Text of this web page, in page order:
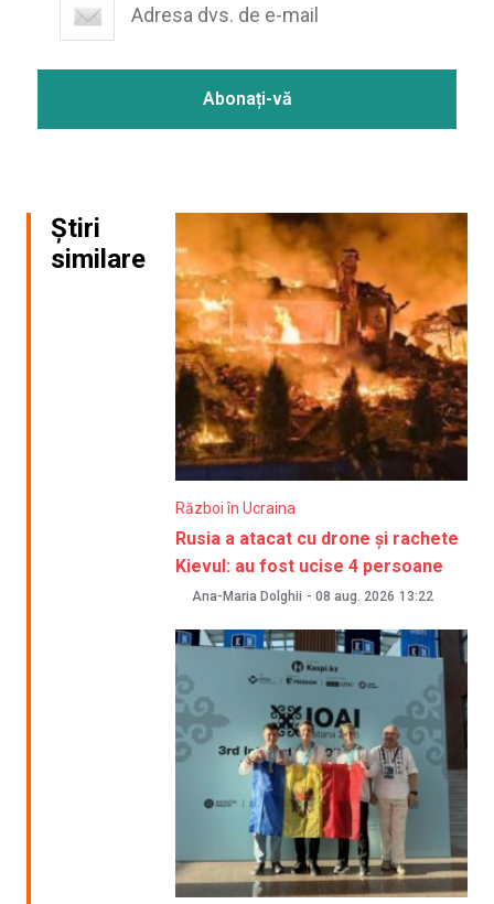
Știri
similare
Război în Ucraina
Rusia a atacat cu drone și rachete
Kievul: au fost ucise 4 persoane
Ana-Maria Dolghii - 08 aug. 2026 13:22